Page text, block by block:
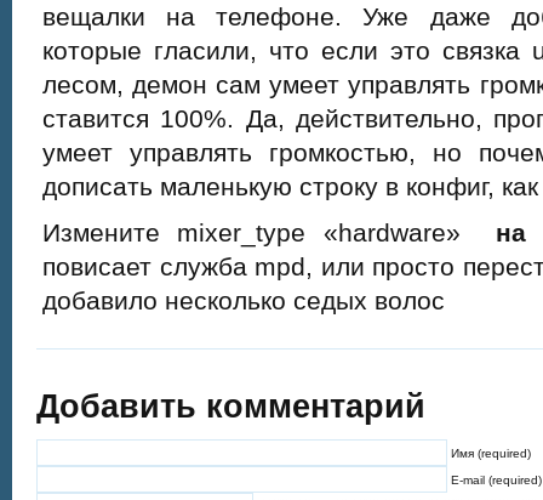
вещалки на телефоне. Уже даже
которые гласили, что если это
лесом, демон сам умеет управлять
ставится 100%. Да, действительно,
умеет управлять громкостью, но
дописать маленькую строку в конфиг,
Измените mixer_type «hardware»
на
повисает служба mpd, или просто
добавило несколько седых волос
Добавить комментарий
Имя (required)
E-mail (required)